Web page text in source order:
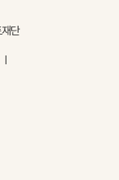
단